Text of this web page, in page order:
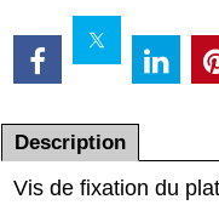
Description
Vis de fixation du